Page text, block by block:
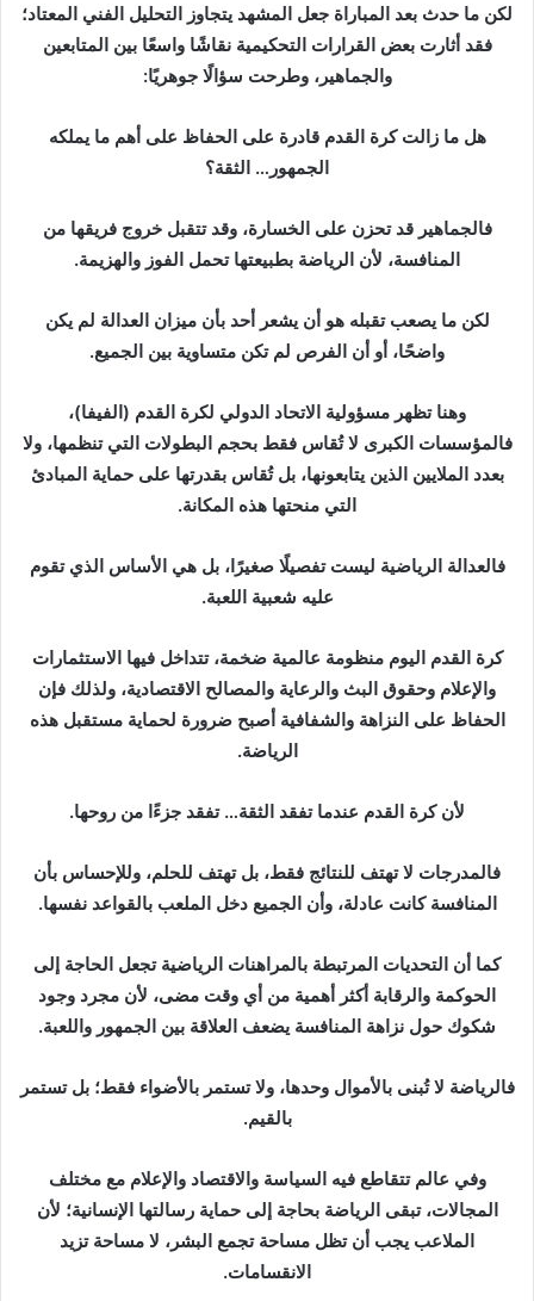
لكن ما حدث بعد المباراة جعل المشهد يتجاوز التحليل الفني المعتاد؛
فقد أثارت بعض القرارات التحكيمية نقاشًا واسعًا بين المتابعين
والجماهير، وطرحت سؤالًا جوهريًا:
هل ما زالت كرة القدم قادرة على الحفاظ على أهم ما يملكه
الجمهور… الثقة؟
فالجماهير قد تحزن على الخسارة، وقد تتقبل خروج فريقها من
المنافسة، لأن الرياضة بطبيعتها تحمل الفوز والهزيمة.
لكن ما يصعب تقبله هو أن يشعر أحد بأن ميزان العدالة لم يكن
واضحًا، أو أن الفرص لم تكن متساوية بين الجميع.
وهنا تظهر مسؤولية الاتحاد الدولي لكرة القدم (الفيفا)،
فالمؤسسات الكبرى لا تُقاس فقط بحجم البطولات التي تنظمها، ولا
بعدد الملايين الذين يتابعونها، بل تُقاس بقدرتها على حماية المبادئ
التي منحتها هذه المكانة.
فالعدالة الرياضية ليست تفصيلًا صغيرًا، بل هي الأساس الذي تقوم
عليه شعبية اللعبة.
كرة القدم اليوم منظومة عالمية ضخمة، تتداخل فيها الاستثمارات
والإعلام وحقوق البث والرعاية والمصالح الاقتصادية، ولذلك فإن
الحفاظ على النزاهة والشفافية أصبح ضرورة لحماية مستقبل هذه
الرياضة.
لأن كرة القدم عندما تفقد الثقة… تفقد جزءًا من روحها.
فالمدرجات لا تهتف للنتائج فقط، بل تهتف للحلم، وللإحساس بأن
المنافسة كانت عادلة، وأن الجميع دخل الملعب بالقواعد نفسها.
كما أن التحديات المرتبطة بالمراهنات الرياضية تجعل الحاجة إلى
الحوكمة والرقابة أكثر أهمية من أي وقت مضى، لأن مجرد وجود
شكوك حول نزاهة المنافسة يضعف العلاقة بين الجمهور واللعبة.
فالرياضة لا تُبنى بالأموال وحدها، ولا تستمر بالأضواء فقط؛ بل تستمر
بالقيم.
وفي عالم تتقاطع فيه السياسة والاقتصاد والإعلام مع مختلف
المجالات، تبقى الرياضة بحاجة إلى حماية رسالتها الإنسانية؛ لأن
الملاعب يجب أن تظل مساحة تجمع البشر، لا مساحة تزيد
الانقسامات.